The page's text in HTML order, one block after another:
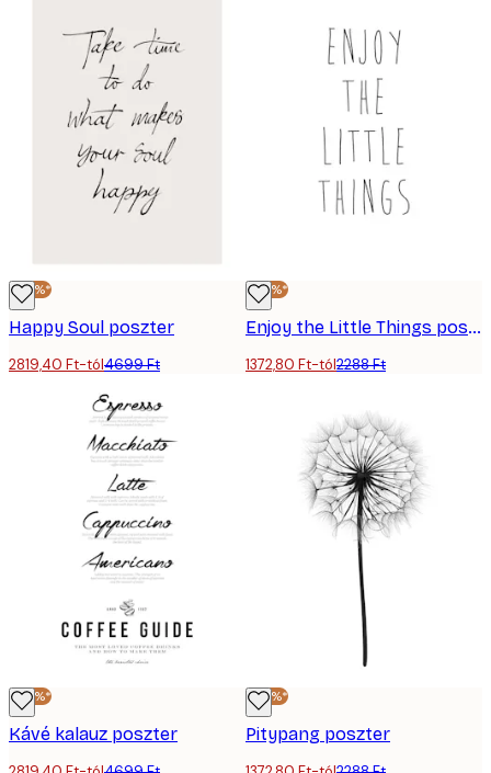
-40%*
Happy Soul poszter
2819,40 Ft-tól4699 Ft
-40%*
Enjoy the Little Things poszter
1372,80 Ft-tól2288 Ft
-40%*
Kávé kalauz poszter
-40%*
Pitypang poszter